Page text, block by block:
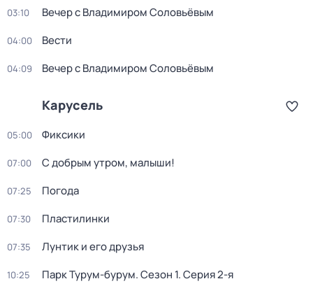
03:10 Вечер с Владимиром Соловьёвым
04:00 Вести
04:09 Вечер с Владимиром Соловьёвым
Карусель
05:00 Фиксики
07:00 С добрым утром, малыши!
07:25 Погода
07:30 Пластилинки
07:35 Лунтик и его друзья
10:25 Парк Турум-бурум. Сезон 1. Серия 2-я